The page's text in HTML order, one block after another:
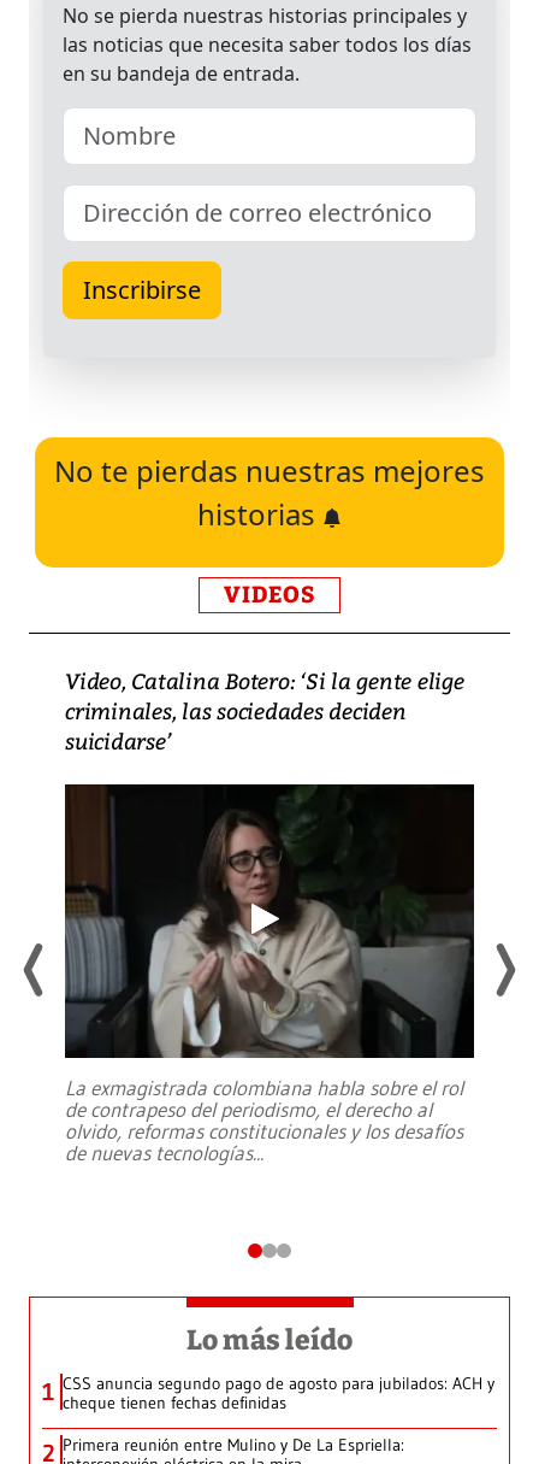
No te pierdas nuestras mejores
historias
VIDEOS
Video, Catalina Botero: ‘Si la gente elige
criminales, las sociedades deciden
suicidarse’
La exmagistrada colombiana habla sobre el rol
de contrapeso del periodismo, el derecho al
olvido, reformas constitucionales y los desafíos
de nuevas tecnologías...
Lo más leído
1 CSS anuncia segundo pago de agosto para jubilados: ACH y
cheque tienen fechas definidas
2 Primera reunión entre Mulino y De La Espriella: